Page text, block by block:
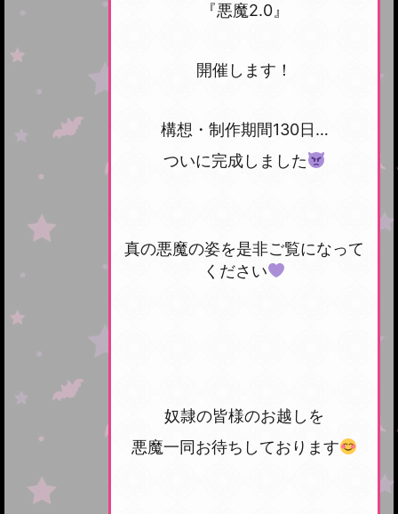
『悪魔2.0』
開催します！
構想・制作期間130日…
ついに完成しました
真の悪魔の姿を是非ご覧になって
ください
奴隷の皆様のお越しを
悪魔一同お待ちしております